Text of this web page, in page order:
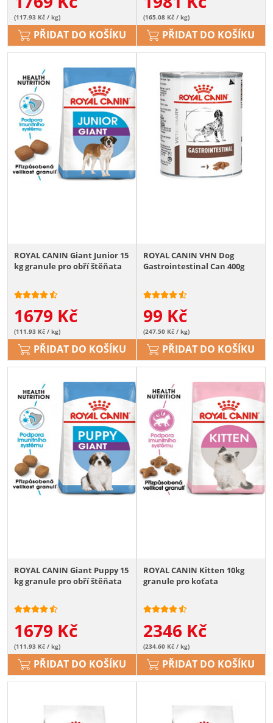
(117.93 Kč / kg)
PŘIDAT DO KOŠÍKU
(165.08 Kč / kg)
PŘIDAT DO KOŠÍKU
ROYAL CANIN Giant Junior 15
kg granule pro obří štěňata
1679 Kč
(111.93 Kč / kg)
PŘIDAT DO KOŠÍKU
ROYAL CANIN VHN Dog
Gastrointestinal Can 400g
99 Kč
(247.50 Kč / kg)
PŘIDAT DO KOŠÍKU
ROYAL CANIN Giant Puppy 15
kg granule pro obří štěňata
1679 Kč
(111.93 Kč / kg)
PŘIDAT DO KOŠÍKU
ROYAL CANIN Kitten 10kg
granule pro koťata
2346 Kč
(234.60 Kč / kg)
PŘIDAT DO KOŠÍKU